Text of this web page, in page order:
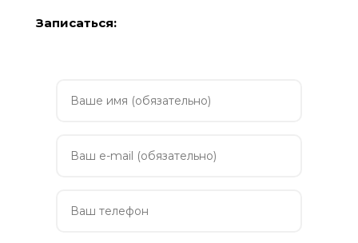
Записаться: